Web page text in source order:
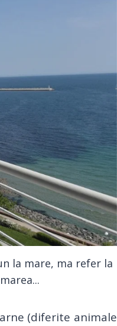
la mare, ma refer la
(diferite animale